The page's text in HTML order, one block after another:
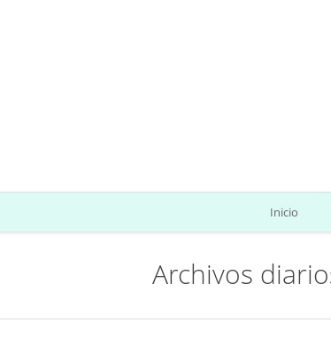
Inicio
Archivos